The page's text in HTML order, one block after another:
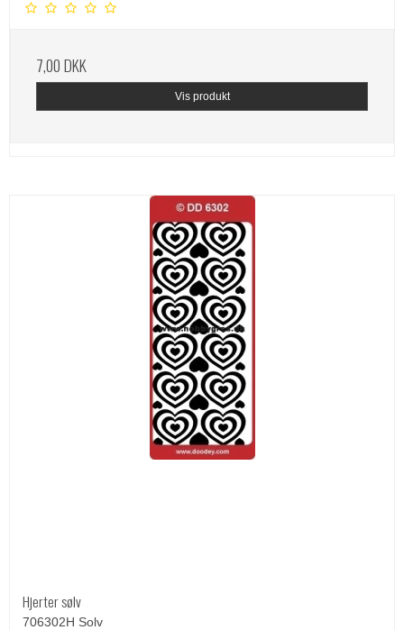
7,00 DKK
Vis produkt
Hjerter sølv
706302H Solv